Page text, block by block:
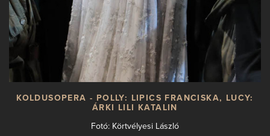
KOLDUSOPERA - POLLY: LIPICS FRANCISKA, LUCY:
ÁRKI LILI KATALIN
Fotó: Körtvélyesi László